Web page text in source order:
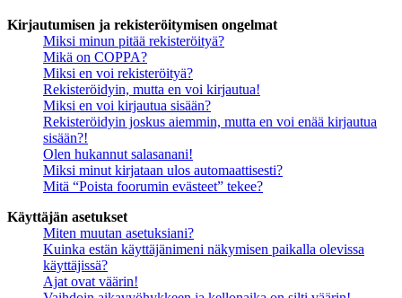
Kirjautumisen ja rekisteröitymisen ongelmat
Miksi minun pitää rekisteröityä?
Mikä on COPPA?
Miksi en voi rekisteröityä?
Rekisteröidyin, mutta en voi kirjautua!
Miksi en voi kirjautua sisään?
Rekisteröidyin joskus aiemmin, mutta en voi enää kirjautua
sisään?!
Olen hukannut salasanani!
Miksi minut kirjataan ulos automaattisesti?
Mitä “Poista foorumin evästeet” tekee?
Käyttäjän asetukset
Miten muutan asetuksiani?
Kuinka estän käyttäjänimeni näkymisen paikalla olevissa
käyttäjissä?
Ajat ovat väärin!